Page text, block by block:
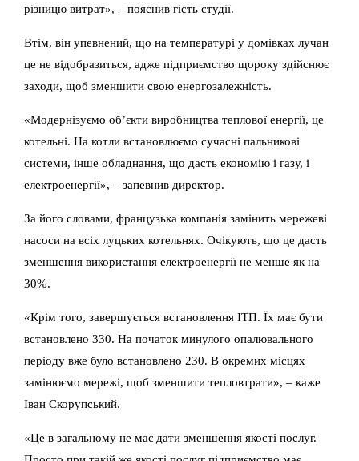
різницю витрат», – пояснив гість студії.
Втім, він упевнений, що на температурі у домівках лучан
це не відобразиться, адже підприємство щороку здійснює
заходи, щоб зменшити свою енергозалежність.
«Модернізуємо об’єкти виробництва теплової енергії, це
котельні. На котли встановлюємо сучасні пальникові
системи, інше обладнання, що дасть економію і газу, і
електроенергії», – запевнив директор.
За його словами, французька компанія замінить мережеві
насоси на всіх луцьких котельнях. Очікують, що це дасть
зменшення використання електроенергії не менше як на
30%.
«Крім того, завершується встановлення ІТП. Їх має бути
встановлено 330. На початок минулого опалювального
періоду вже було встановлено 230. В окремих місцях
замінюємо мережі, щоб зменшити тепловтрати», – каже
Іван Скорупський.
«Це в загальному не має дати зменшення якості послуг.